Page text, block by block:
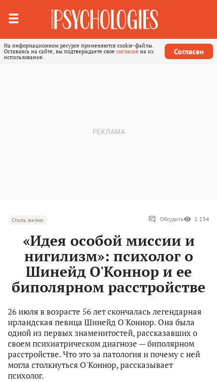
На информационном ресурсе применяются cookie-файлы.
Оставаясь на сайте, вы подтверждаете свое согласие на их
использование.
Согласен
Стиль жизни Обсудить 2 234
«Идея особой миссии и
нигилизм»: психолог о
Шинейд О'Коннор и ее
биполярном расстройстве
26 июля в возрасте 56 лет скончалась легендарная
ирландская певица Шинейд О'Коннор. Она была
одной из первых знаменитостей, рассказавших о
своем психиатрическом диагнозе — биполярном
расстройстве. Что это за патология и почему с ней
могла столкнуться О'Коннор, рассказывает
психолог.